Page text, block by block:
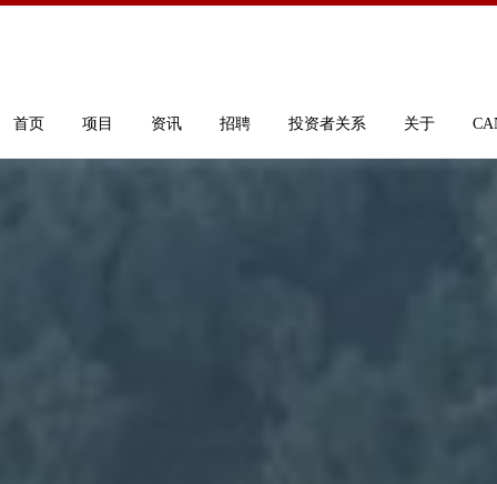
首页 项目 资讯 招聘 投资者关系 关于